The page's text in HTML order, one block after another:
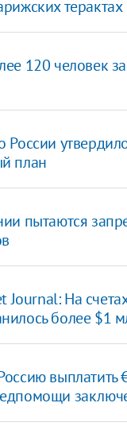
терактах
120 человек
России
план
пытаются
Journal: На
более $1
выплатить